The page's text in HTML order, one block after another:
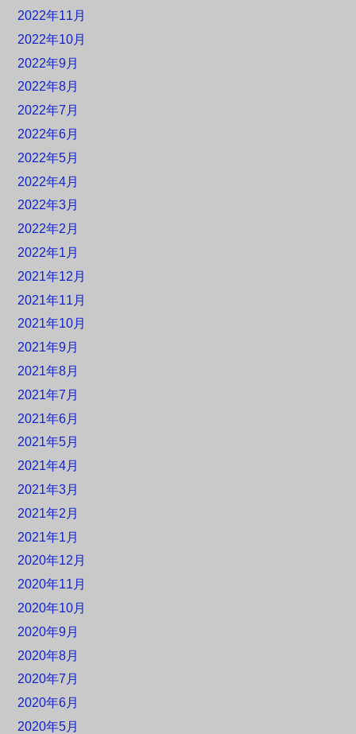
2022年11月
2022年10月
2022年9月
2022年8月
2022年7月
2022年6月
2022年5月
2022年4月
2022年3月
2022年2月
2022年1月
2021年12月
2021年11月
2021年10月
2021年9月
2021年8月
2021年7月
2021年6月
2021年5月
2021年4月
2021年3月
2021年2月
2021年1月
2020年12月
2020年11月
2020年10月
2020年9月
2020年8月
2020年7月
2020年6月
2020年5月